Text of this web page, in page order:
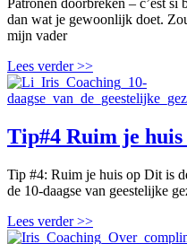
Patronen doorbreken – c’est si
dan wat je gewoonlijk doet.
mijn vader
Lees verder >>
Tip#4 Ruim je huis
Tip #4: Ruim je huis op Dit is
de 10-daagse van geestelijke
Lees verder >>